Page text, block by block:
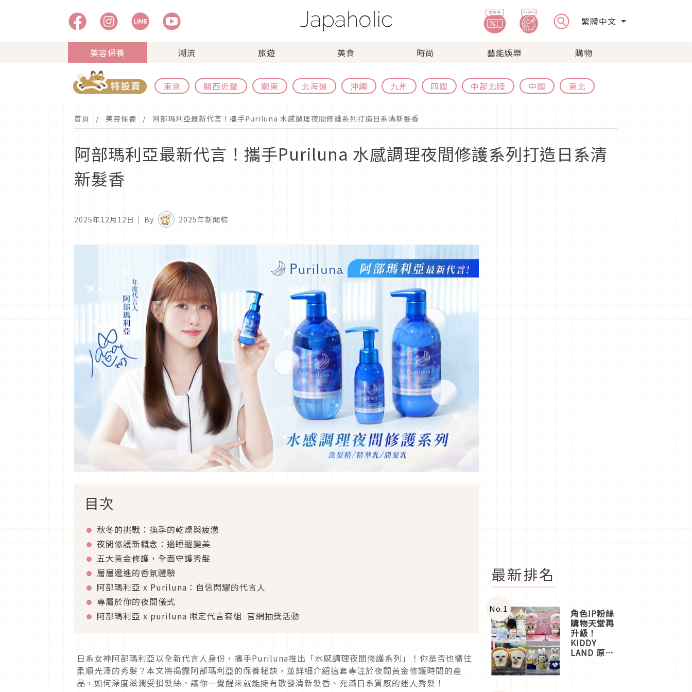
繁體中文
美容保養 潮流 旅遊 美食 時尚 藝能娛樂 購物
東京 關西近畿 關東 北海道 沖繩 九州 四國 中部北陸 中國 東北
首頁 美容保養 阿部瑪利亞最新代言！攜手Puriluna 水感調理夜間修護系列打造日系清新髮香
阿部瑪利亞最新代言！攜手Puriluna 水感調理夜間修護系列打造日系清
新髮香
2025年12月12日 ｜ By 2025年新聞稿
目次
秋冬的挑戰：換季的乾燥與疲憊
夜間修護新概念：邊睡邊變美
五大黃金修護，全面守護秀髮
層層遞進的香氛體驗
阿部瑪利亞 x Puriluna：自信閃耀的代言人
專屬於你的夜間儀式
阿部瑪利亞 x puriluna 限定代言套組 官網抽獎活動
日系女神阿部瑪利亞以全新代言人身份，攜手Puriluna推出「水感調理夜間修護系列」！你是否也嚮往
柔順光澤的秀髮？本文將揭露阿部瑪利亞的保養秘訣，並詳細介紹這套專注於夜間黃金修護時間的產
品，如何深度滋潤受損髮絲。讓你一覺醒來就能擁有散發清新髮香、充滿日系質感的迷人秀髮！
最新排名
No.1 角色IP粉絲
購物天堂再
升級！
KIDDY
LAND 原宿